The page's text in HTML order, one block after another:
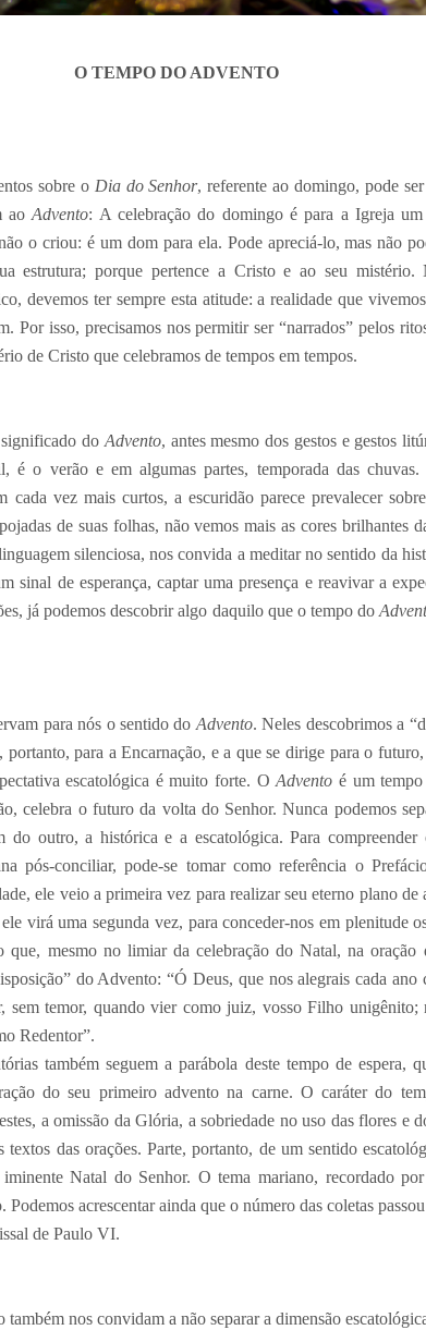
O TEMPO DO ADVENTO
sobre oDia do Senhor, referente ao domingo, pode
aoAdvento: A celebração do domingo é para a Igreja
o criou: é um dom para ela. Pode apreciá-lo, mas não
estrutura; porque pertence a Cristo e ao seu mistério.
devemos ter sempre esta atitude: a realidade que
Por isso, precisamos nos permitir ser “narrados” pelos
de Cristo que celebramos de tempos em tempos.
do Advento, antes mesmo dos gestos e gestos
é o verão e em algumas partes, temporada das
cada vez mais curtos, a escuridão parece prevalecer
de suas folhas, não vemos mais as cores brilhantes
silenciosa, nos convida a meditar no sentido da
sinal de esperança, captar uma presença e reavivar a
já podemos descobrir algo daquilo que o tempo do
para nós o sentido do Advento. Neles descobrimos a
para a Encarnação, e a que se dirige para o
escatológica é muito forte. OAdvento é um
celebra o futuro da volta do Senhor. Nunca podemos
do outro, a histórica e a escatológica. Para
pós-conciliar, pode-se tomar como referência o
ele veio a primeira vez para realizar seu eterno plano
virá uma segunda vez, para conceder-nos em plenitude
que, mesmo no limiar da celebração do Natal, na oração
do Advento: “Ó Deus, que nos alegrais cada ano
sem temor, quando vier como juiz, vosso Filho unigênito;
Redentor”.
também seguem a parábola deste tempo de espera,
do seu primeiro advento na carne. O caráter do
a omissão da Glória, a sobriedade no uso das flores e
das orações. Parte, portanto, de um sentido
Natal do Senhor. O tema mariano, recordado
acrescentar ainda que o número das coletas
de Paulo VI.
nos convidam a não separar a dimensão